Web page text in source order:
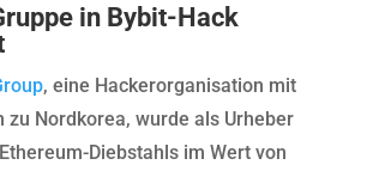
in Bybit-Hack
, eine Hackerorganisation mit
zu Nordkorea, wurde als Urheber
Diebstahls im Wert von